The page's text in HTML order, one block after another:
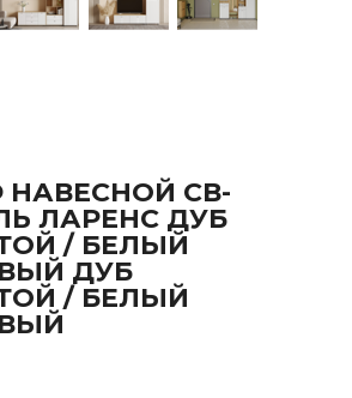
СВ-
ЛАРЕНС ДУБ
/ БЕЛЫЙ
ДУБ
/ БЕЛЫЙ